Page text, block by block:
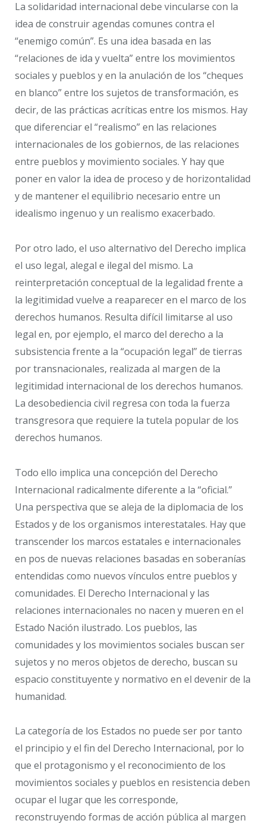
La solidaridad internacional debe vincularse con la
idea de construir agendas comunes contra el
“enemigo común”. Es una idea basada en las
“relaciones de ida y vuelta” entre los movimientos
sociales y pueblos y en la anulación de los “cheques
en blanco” entre los sujetos de transformación, es
decir, de las prácticas acríticas entre los mismos. Hay
que diferenciar el “realismo” en las relaciones
internacionales de los gobiernos, de las relaciones
entre pueblos y movimiento sociales. Y hay que
poner en valor la idea de proceso y de horizontalidad
y de mantener el equilibrio necesario entre un
idealismo ingenuo y un realismo exacerbado.
Por otro lado, el uso alternativo del Derecho implica
el uso legal, alegal e ilegal del mismo. La
reinterpretación conceptual de la legalidad frente a
la legitimidad vuelve a reaparecer en el marco de los
derechos humanos. Resulta difícil limitarse al uso
legal en, por ejemplo, el marco del derecho a la
subsistencia frente a la “ocupación legal” de tierras
por transnacionales, realizada al margen de la
legitimidad internacional de los derechos humanos.
La desobediencia civil regresa con toda la fuerza
transgresora que requiere la tutela popular de los
derechos humanos.
Todo ello implica una concepción del Derecho
Internacional radicalmente diferente a la “oficial.”
Una perspectiva que se aleja de la diplomacia de los
Estados y de los organismos interestatales. Hay que
transcender los marcos estatales e internacionales
en pos de nuevas relaciones basadas en soberanías
entendidas como nuevos vínculos entre pueblos y
comunidades. El Derecho Internacional y las
relaciones internacionales no nacen y mueren en el
Estado Nación ilustrado. Los pueblos, las
comunidades y los movimientos sociales buscan ser
sujetos y no meros objetos de derecho, buscan su
espacio constituyente y normativo en el devenir de la
humanidad.
La categoría de los Estados no puede ser por tanto
el principio y el fin del Derecho Internacional, por lo
que el protagonismo y el reconocimiento de los
movimientos sociales y pueblos en resistencia deben
ocupar el lugar que les corresponde,
reconstruyendo formas de acción pública al margen